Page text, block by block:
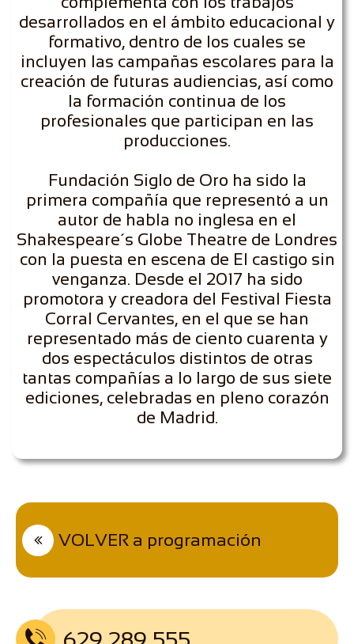
desarrollados en el ámbito educacional y
formativo, dentro de los cuales se
incluyen las campañas escolares para la
creación de futuras audiencias, así como
la formación continua de los
profesionales que participan en las
producciones.
Fundación Siglo de Oro ha sido la
primera compañía que representó a un
autor de habla no inglesa en el
Shakespeare´s Globe Theatre de Londres
con la puesta en escena de El castigo sin
venganza. Desde el 2017 ha sido
promotora y creadora del Festival Fiesta
Corral Cervantes, en el que se han
representado más de ciento cuarenta y
dos espectáculos distintos de otras
tantas compañías a lo largo de sus siete
ediciones, celebradas en pleno corazón
de Madrid.
VOLVER a programación

